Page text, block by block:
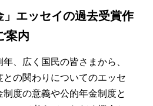
エッセイの過去受賞作
案内
、広く国民の皆さまから、
との関わりについてのエッセ
度の意義や公的年金制度と